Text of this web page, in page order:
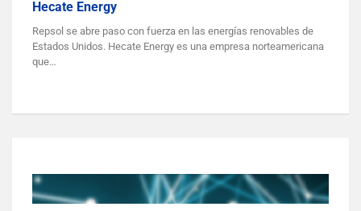
Hecate Energy
Repsol se abre paso con fuerza en las energías renovables de
Estados Unidos. Hecate Energy es una empresa norteamericana
que…